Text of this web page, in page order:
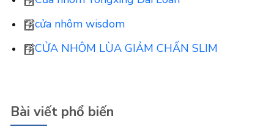
cửa nhôm wisdom
CỬA NHÔM LÙA GIẢM CHẤN SLIM
Bài viết phổ biến